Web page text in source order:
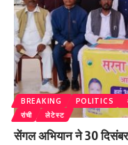
BREAKING POLITICS
रांची
लेटेस्ट
सेंगल अभियान ने 30